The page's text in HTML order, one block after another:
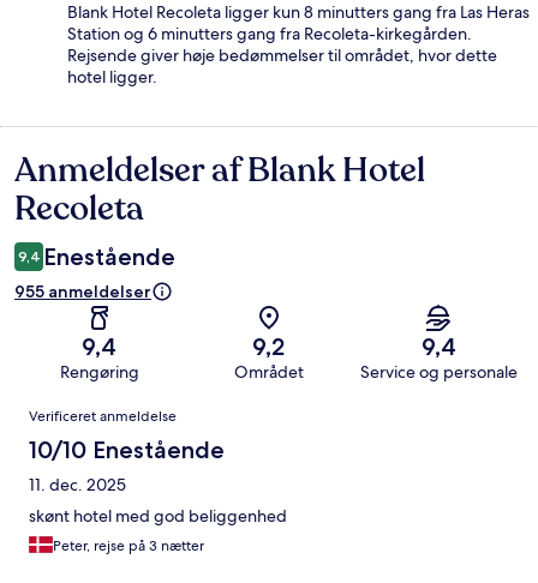
Blank Hotel Recoleta ligger kun 8 minutters gang fra Las Heras
Station og 6 minutters gang fra Recoleta-kirkegården.
Rejsende giver høje bedømmelser til området, hvor dette
hotel ligger.
Anmeldelser
Anmeldelser af Blank Hotel
Recoleta
9,4 Enestående
955 anmeldelser
9,4
Rengøring
9,2
Området
9,4
Service og personale
Anmeldelser
Verificeret anmeldelse
10/10 Enestående
11. dec. 2025
skønt hotel med god beliggenhed
Peter, rejse på 3 nætter